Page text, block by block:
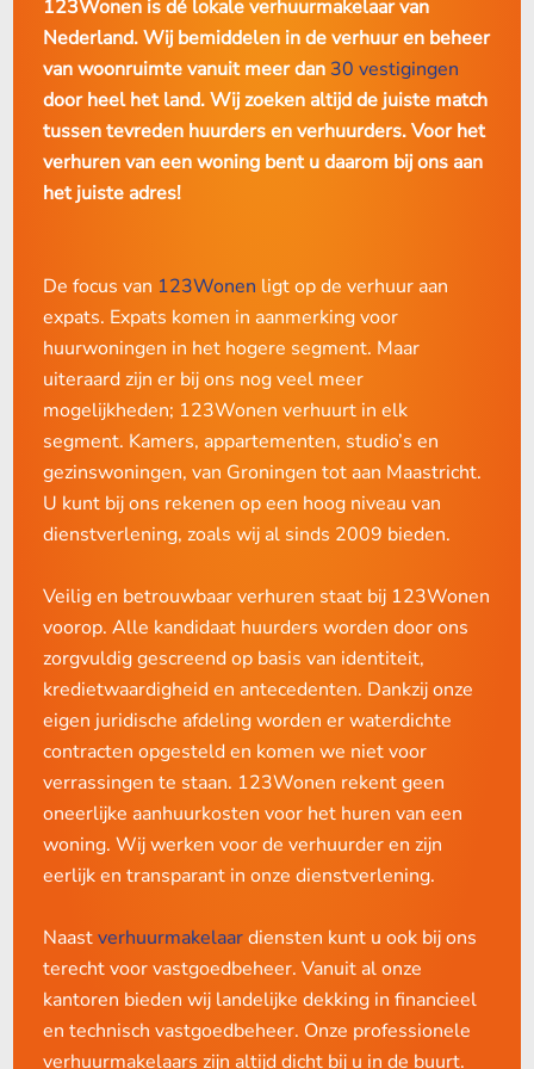
leefomgeving en een betere werk/privébalans – iets waar
Nederland internationaal om bekend staat.
N.B.: Sinds 2020 mogen de partners van de ondernemers
overal werken in Nederland waar ze willen, ook in
loondienst.
Hoewel veel expats zich vaak traditioneel op de Randstad
richten, valt de keuze van veel Amerikaanse families juist
op Eindhoven. Waarom?
In Eindhoven is het betaalbaarder wonen dan in
Amsterdam, Utrecht of ergens anders in de Randstad;
Groen, kindvriendelijk en veilig met veel internationale
scholen en voorzieningen;
Europa via Eindhoven Airport en goed verbonden met
de rest van Europa dankzij de treinverbinding en
autosnelwergen;
Een bloeiend ecosysteem voor technologie en
innovatie, perfect voor ondernemers in o.a. IT, High-
Tech, duurzaamheid of consulting.
Onze ervaring met DAFT-klanten
Bij 123Wonen Eindhoven begeleiden wij maandelijks
meerdere Amerikaanse ondernemers die via het DAFT-
zelfstandige ondernemers die hun bedrijf meenemen en
zich inschrijven als Nederlandse onderneming, wat hen
niet alleen recht geeft op verblijf, maar ook op deelname
aan de lokale economie.
1989-2015: Zie:
https://open.overheid.nl/documenten/e80a42e9-f1c7-
444e-86b9-11bf1a106300/file
2015-2018: € 710,68
2019: € 720,42
2020: € 737,14
2023: € 808,06
2024: € 879,66 (144 punten of meer)
juli 2024: € 1.157,95 (187 punten of meer)
januari 2025: € 1.184,82 (187 punten of meer)
Om aan te tonen dat je woning in de vrije sector valt, heb je
de puntentelling van de aanvang van de huurovereenkomst
Let op: is bij de aanvang een vrije sector huurprijs
gehanteerd, terwijl de woning eigenlijk sociale huur was?
Dan ben je verplicht om de huurprijs uiterlijk per 1 juli
2025 te verlagen naar de maximaal toegestane huur
volgens de huidige puntentelling. Of mogelijk kun je nog
wat energiebesparende maatregelen doorvoeren zodat er
een beter energielabel bereikt wordt en je een hogere
huurprijs mag vragen.
daadwerkelijk geldig is voor de puntentelling. Een
"vereenvoudigd energielabel", dat je zelf als eigenaar hebt
aangevraagd, voldoet niet. Er moet een gecertificeerd
energielabel adviseur in de woning zijn geweest voor de
opname.
123Wonen is dé lokale verhuurmakelaar van
Nederland. Wij bemiddelen in de verhuur en beheer
van woonruimte vanuit meer dan 30 vestigingen
door heel het land. Wij zoeken altijd de juiste match
tussen tevreden huurders en verhuurders. Voor het
verhuren van een woning bent u daarom bij ons aan
het juiste adres!
De focus van 123Wonen ligt op de verhuur aan
expats. Expats komen in aanmerking voor
huurwoningen in het hogere segment. Maar
uiteraard zijn er bij ons nog veel meer
mogelijkheden; 123Wonen verhuurt in elk
segment. Kamers, appartementen, studio’s en
gezinswoningen, van Groningen tot aan Maastricht.
U kunt bij ons rekenen op een hoog niveau van
dienstverlening, zoals wij al sinds 2009 bieden.
Veilig en betrouwbaar verhuren staat bij 123Wonen
voorop. Alle kandidaat huurders worden door ons
zorgvuldig gescreend op basis van identiteit,
kredietwaardigheid en antecedenten. Dankzij onze
eigen juridische afdeling worden er waterdichte
contracten opgesteld en komen we niet voor
verrassingen te staan. 123Wonen rekent geen
oneerlijke aanhuurkosten voor het huren van een
woning. Wij werken voor de verhuurder en zijn
eerlijk en transparant in onze dienstverlening.
Naastverhuurmakelaardiensten kunt u ook bij ons
terecht voor vastgoedbeheer. Vanuit al onze
kantoren bieden wij landelijke dekking in financieel
en technisch vastgoedbeheer. Onze professionele
verhuurmakelaars zijn altijd dicht bij u in de buurt.